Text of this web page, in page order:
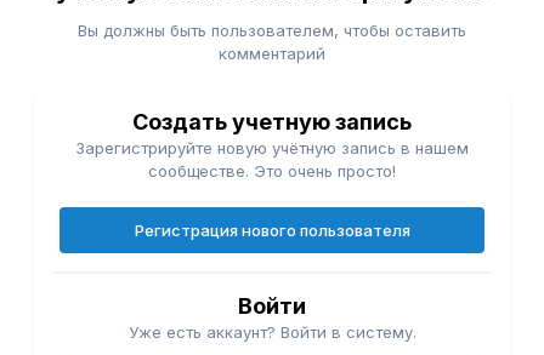
Вы должны быть пользователем, чтобы оставить
комментарий
Создать учетную запись
Зарегистрируйте новую учётную запись в нашем
сообществе. Это очень просто!
Регистрация нового пользователя
Войти
Уже есть аккаунт? Войти в систему.